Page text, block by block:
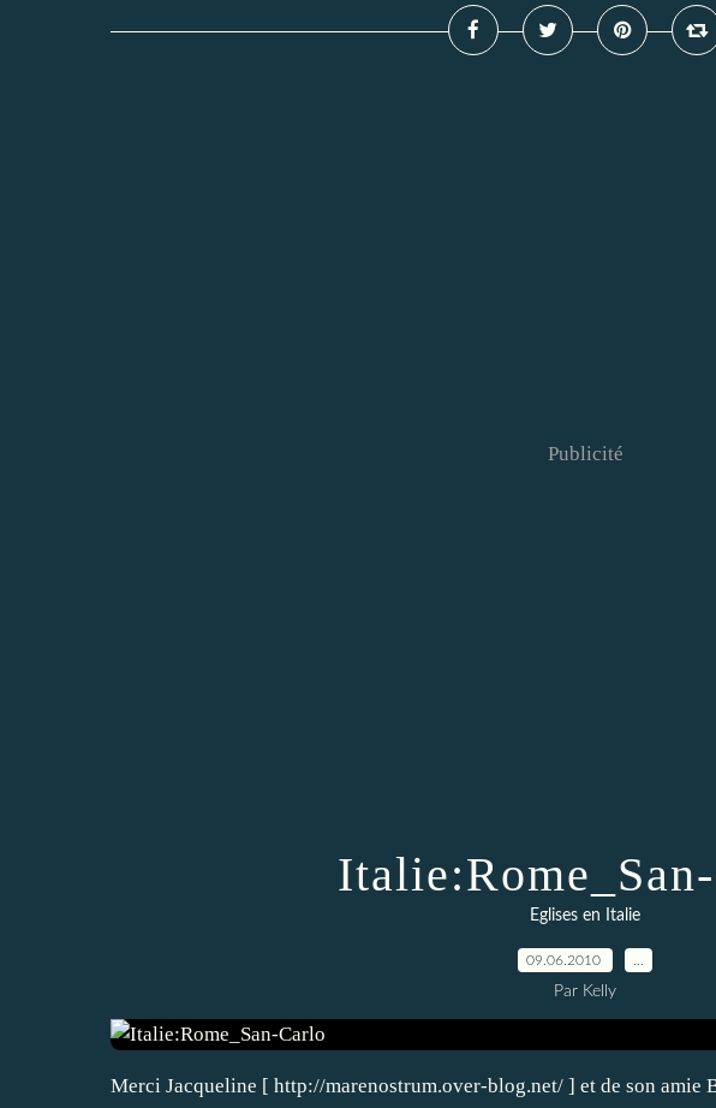
Publicité
Eglises en Italie
09.06.2010
Par Kelly
Merci Jacqueline [ http://marenostrum.over-blog.net/ ] et de son amie